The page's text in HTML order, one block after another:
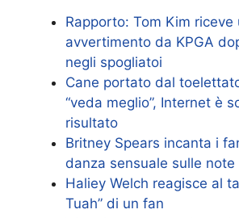
Rapporto: Tom Kim riceve
avvertimento da KPGA
negli spogliatoi
Cane portato dal
“veda meglio”, Internet è
risultato
Britney Spears incanta i
danza sensuale sulle note
Haliey Welch reagisce al
Tuah” di un fan